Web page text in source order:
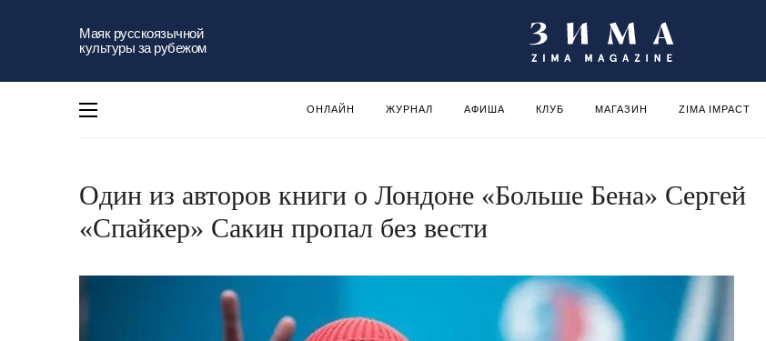
Маяк русскоязычной
культуры за рубежом
ОНЛАЙН ЖУРНАЛ АФИША КЛУБ МАГАЗИН ZIMA IMPACT
Один из авторов книги о Лондоне «Больше Бена» Сергей
«Спайкер» Сакин пропал без вести